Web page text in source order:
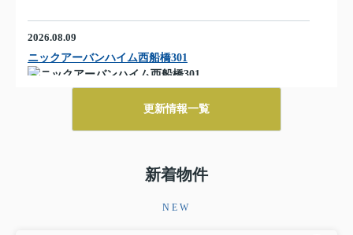
2026.08.09
ニックアーバンハイム西船橋301
更新情報一覧
新着物件
NEW